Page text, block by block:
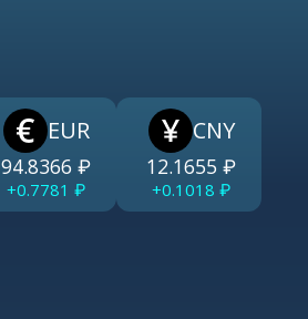
EUR
94.8366 ₽
+0.7781 ₽
CNY
12.1655 ₽
+0.1018 ₽